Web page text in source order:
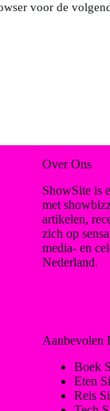
voor de
Over Ons
ShowSite is
met
artikelen,
zich op
media- en
Nederland.
Aanbevolen
Boek
Eten
Reis